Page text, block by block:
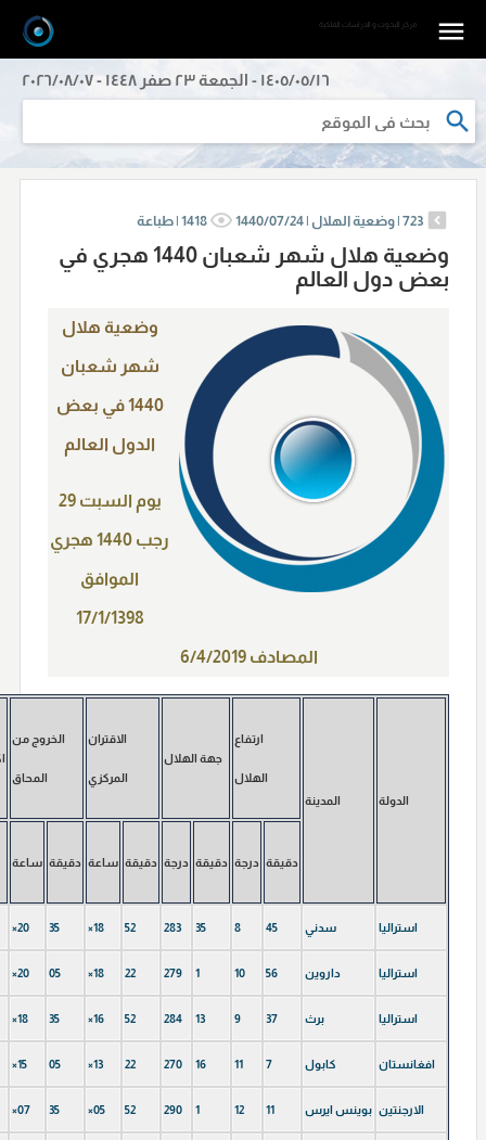
١٤٠٥/٠٥/١٦ - الجمعة ٢٣ صفر ١٤٤٨ - ٢٠٢٦/٠٨/٠٧
مرکز البحوث و الدراسات الفلکیة
723
| وضعية الهلال | 1440/07/24
1418
| طباعة
وضعية هلال شهر شعبان 1440 هجري في
بعض دول العالم
وضعية هلال
شهر شعبان
1440 في بعض
الدول العالم
يوم السبت 29
رجب 1440 هجري
الموافق
17/1/1398
المصادف 6/4/2019
الدولة المدينة
ارتفاع
الهلال
جهة الهلال
الاقتران
المركزي
الخروج من
المحاق
دقيقة درجة دقيقة درجة دقيقة ساعة دقيقة ساعة
استرالیا سدني 45
8
35
283
52
×18
35
×20
استرالیا داروین 56
10
1
279
22
×18
05
×20
استرالیا برث 37
9
13
284
52
×16
35
×18
افغانستان كابول 7
11
16
270
22
×13
05
×15
الارجنتين بوينس ايرس 11
12
1
290
52
×05
35
×07